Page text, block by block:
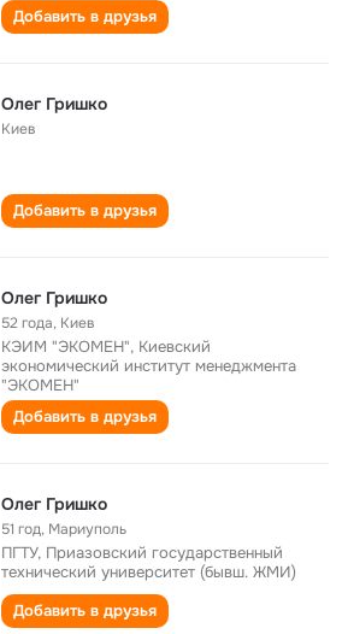
Добавить в друзья
Олег Гришко
Киев
Добавить в друзья
Олег Гришко
52 года, Киев
КЭИМ "ЭКОМЕН", Киевский
экономический институт менеджмента
"ЭКОМЕН"
Добавить в друзья
Олег Гришко
51 год, Мариуполь
ПГТУ, Приазовский государственный
технический университет (бывш. ЖМИ)
Добавить в друзья